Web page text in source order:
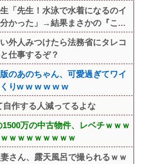
「先生！水泳で水着になるのイ
かった」→結果まさかの『こ...
外人みつけたら法務省にタレコ
仕事するぞ？
のあのちゃん、可愛過ぎてワイ
りw w w w w w
自作する人減ってるよな
1500万の中古物件、レベチｗｗｗ
ｗｗｗｗｗｗｗｗ
妻さん、露天風呂で撮られるｗｗ